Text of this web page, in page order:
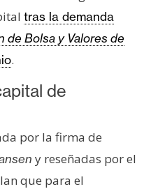
tras la demanda
de Bolsa y Valores de
.
de
por la firma de
y reseñadas por el
que para el